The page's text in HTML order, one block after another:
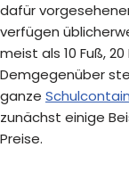
dafür
verfügen
meist als 10 Fuß,
Demgegenüber
ganze
zunächst einige
Preise.